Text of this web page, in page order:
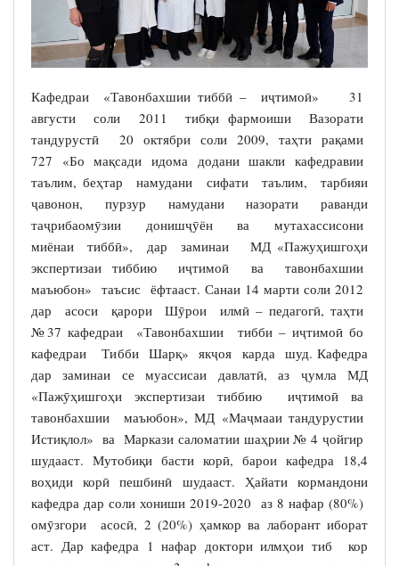
Кафедраи «Тавонбахшии тиббӣ – иҷтимоӣ» 31
августи соли 2011 тибқи фармоиши Вазорати
тандурустӣ 20 октябри соли 2009, таҳти рақами
727 «Бо мақсади идома додани шакли кафедравии
таълим, беҳтар намудани сифати таълим, тарбияи
ҷавонон, пурзур намудани назорати раванди
таҷрибаомӯзии донишҷӯён ва мутахассисони
миёнаи тиббӣ», дар заминаи МД «Пажуҳишгоҳи
экспертизаи тиббию иҷтимоӣ ва тавонбахшии
маъюбон» таъсис ёфтааст. Санаи 14 марти соли 2012
дар асоси қарори Шӯрои илмӣ – педагогӣ, таҳти
№37 кафедраи «Тавонбахшии тибби – иҷтимоӣ бо
кафедраи Тибби Шарқ» якҷоя карда шуд. Кафедра
дар заминаи се муассисаи давлатӣ, аз ҷумла МД
«Пажӯҳишгоҳи экспертизаи тиббию иҷтимоӣ ва
тавонбахшии маъюбон», МД «Маҷмааи тандурустии
Истиқлол» ва Маркази саломатии шаҳрии № 4 ҷойгир
шудааст. Мутобиқи басти корӣ, барои кафедра 18,4
воҳиди корӣ пешбинӣ шудааст. Ҳайати кормандони
кафедра дар соли хониши 2019-2020 аз 8 нафар (80%)
омӯзгори асосӣ, 2 (20%) ҳамкор ва лаборант иборат
аст. Дар кафедра 1 нафар доктори илмҳои тиб кор